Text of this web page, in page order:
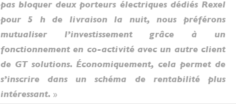
pas bloquer deux porteurs électriques dédiés Rexel
pour 5 h de livraison la nuit, nous préférons
mutualiser l’investissement grâce à un
fonctionnement en co-activité avec un autre client
de GT solutions. Économiquement, cela permet de
s’inscrire dans un schéma de rentabilité plus
intéressant. »